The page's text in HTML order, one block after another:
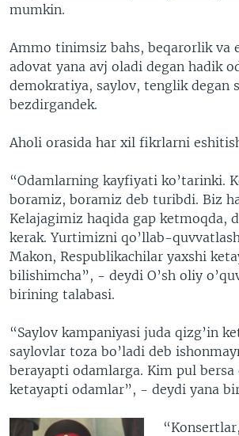
mumkin.
Ammo tinimsiz bahs, beqarorlik va
adovat yana avj oladi degan hadik
demokratiya, saylov, tenglik degan
bezdirgandek.
Aholi orasida har xil fikrlarni
“Odamlarning kayfiyati ko’tarinki.
boramiz, boramiz deb turibdi. Biz
Kelajagimiz haqida gap ketmoqda,
kerak. Yurtimizni qo’llab-
Makon, Respublikachilar yaxshi
bilishimcha”, - deydi O’sh oliy
birining talabasi.
“Saylov kampaniyasi juda qizg’in
saylovlar toza bo’ladi deb
berayapti odamlarga. Kim pul bersa
ketayapti odamlar”, - deydi yana